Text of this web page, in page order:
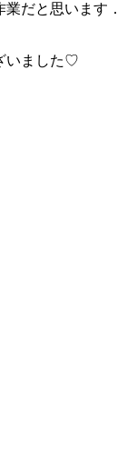
だと思います．
いました♡